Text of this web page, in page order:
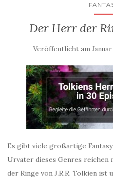
Der Herr der
Veröffentlicht am Januar
Es gibt viele großartige
Urvater dieses Genres reichen
der Ringe von J.R.R. Tolkien